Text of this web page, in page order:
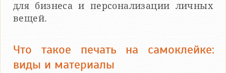
для бизнеса и персонализации личных
вещей.
Что такое печать на самоклейке:
виды и материалы